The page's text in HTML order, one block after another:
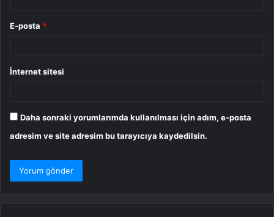
E-posta *
İnternet sitesi
Daha sonraki yorumlarımda kullanılması için adım, e-posta
adresim ve site adresim bu tarayıcıya kaydedilsin.